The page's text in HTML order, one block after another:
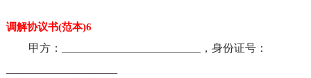
调解协议书(范本)6
甲方：_________________________，身份证号：